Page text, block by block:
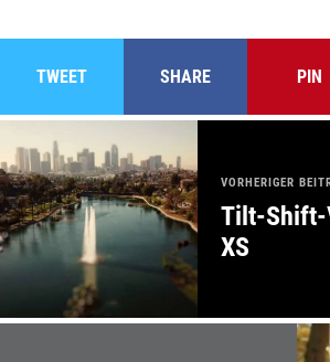
TWEET SHARE PIN
VORHERIGER
Tilt-Shift-
XS